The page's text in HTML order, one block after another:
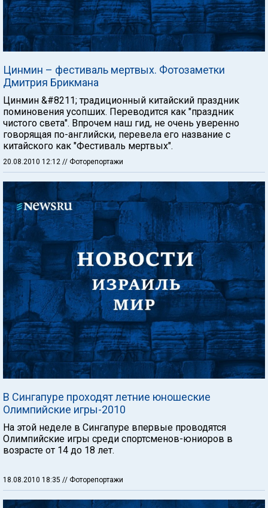
Цинмин – фестиваль мертвых. Фотозаметки
Дмитрия Брикмана
Цинмин &#8211; традиционный китайский праздник
поминовения усопших. Переводится как "праздник
чистого света". Впрочем наш гид, не очень уверенно
говорящая по-английски, перевела его название с
китайского как "Фестиваль мертвых".
20.08.2010 12:12 // Фоторепортажи
В Сингапуре проходят летние юношеские
Олимпийские игры-2010
На этой неделе в Сингапуре впервые проводятся
Олимпийские игры среди спортсменов-юниоров в
возрасте от 14 до 18 лет.
18.08.2010 18:35 // Фоторепортажи